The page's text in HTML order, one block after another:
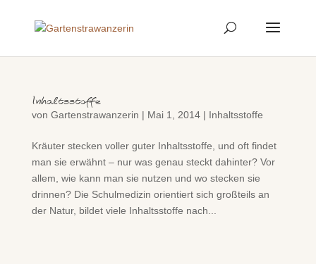
Inhaltsstoffe
von Gartenstrawanzerin | Mai 1, 2014| Inhaltsstoffe
Kräuter stecken voller guter Inhaltsstoffe, und oft findet
man sie erwähnt – nur was genau steckt dahinter? Vor
allem, wie kann man sie nutzen und wo stecken sie
drinnen? Die Schulmedizin orientiert sich großteils an
der Natur, bildet viele Inhaltsstoffe nach...